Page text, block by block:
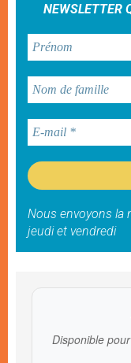
NEWSLETTER
Nous envoyons la
jeudi et vendredi
Disponible